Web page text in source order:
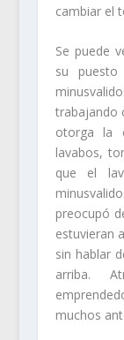
cambiar el
Se puede
su
trabajando
otorga la
lavabos,
que el
preocupó
estuvieran
sin hablar
arriba.
muchos